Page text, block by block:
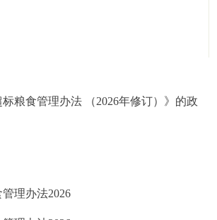
粮食管理办法 （2026年修订）》的政
理办法2026